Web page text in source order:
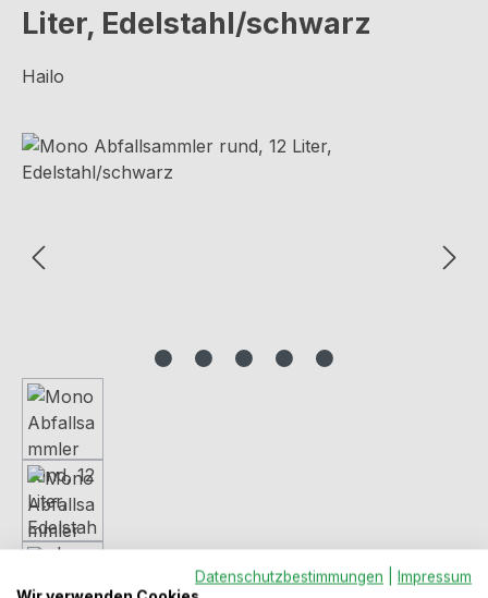
Liter, Edelstahl/schwarz
Hailo
Bildergalerie überspringen
Datenschutzbestimmungen
Impressum